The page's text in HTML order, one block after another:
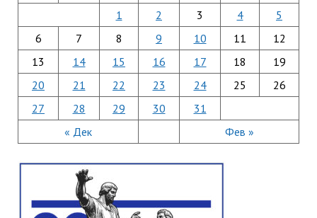
« Дек Фев »
1 2 3 4
5
6
7 8 9 10 11
12
13
14 15 16 17 18
19
20
21 22 23 24 25
26
27
28 29 30 31